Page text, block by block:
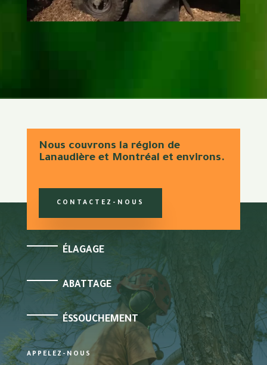
Nous couvrons la région de
Lanaudière et Montréal et environs.
CONTACTEZ-NOUS
ÉLAGAGE
ABATTAGE
ÉSSOUCHEMENT
APPELEZ-NOUS